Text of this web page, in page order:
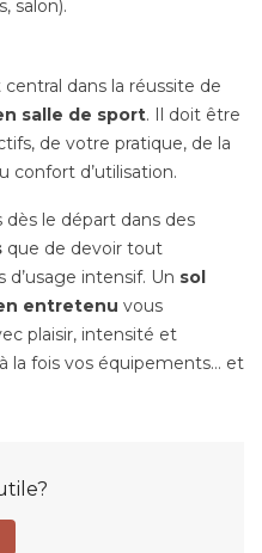
salon).
dans la réussite de
salle de sport. Il doit être
de votre pratique, de la
confort d’utilisation.
le départ dans des
que de devoir tout
intensif. Un sol
entretenu vous
plaisir, intensité et
la fois vos équipements… et